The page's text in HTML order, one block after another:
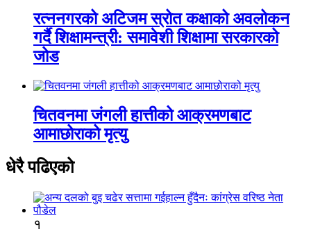
रत्ननगरको अटिजम स्रोत कक्षाको अवलोकन
गर्दै शिक्षामन्त्री: समावेशी शिक्षामा सरकारको
जोड
चितवनमा जंगली हात्तीको आक्रमणबाट
आमाछोराको मृत्यु
धेरै पढिएको
१